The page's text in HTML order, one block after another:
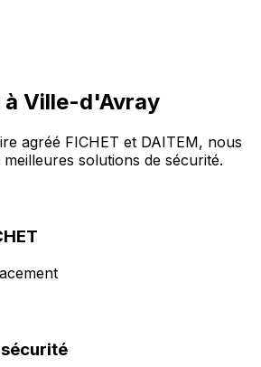
Ville-d'Avray
agréé FICHET et DAITEM, nous
solutions de sécurité.